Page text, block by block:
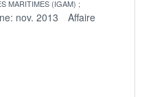
MARITIMES (IGAM)
nov. 2013
Affaire